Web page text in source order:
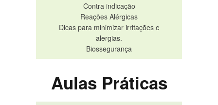
Contra indicação
Reações Alérgicas
Dicas para minimizar irritações e
alergias.
Biossegurança
Aulas Práticas